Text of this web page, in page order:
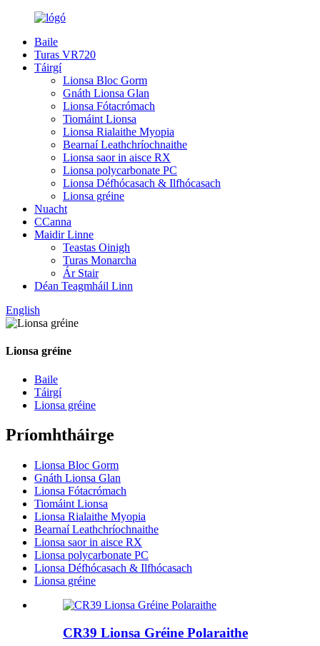
Baile
Turas VR720
Táirgí
Lionsa Bloc Gorm
Gnáth Lionsa Glan
Lionsa Fótacrómach
Tiomáint Lionsa
Lionsa Rialaithe Myopia
Bearnaí Leathchríochnaithe
Lionsa saor in aisce RX
Lionsa polycarbonate PC
Lionsa Défhócasach & Ilfhócasach
Lionsa gréine
Nuacht
CCanna
Maidir Linne
Teastas Oinigh
Turas Monarcha
Ár Stair
Déan Teagmháil Linn
English
Lionsa gréine
Baile
Táirgí
Lionsa gréine
Príomhtháirge
Lionsa Bloc Gorm
Gnáth Lionsa Glan
Lionsa Fótacrómach
Tiomáint Lionsa
Lionsa Rialaithe Myopia
Bearnaí Leathchríochnaithe
Lionsa saor in aisce RX
Lionsa polycarbonate PC
Lionsa Défhócasach & Ilfhócasach
Lionsa gréine
CR39 Lionsa Gréine Polaraithe